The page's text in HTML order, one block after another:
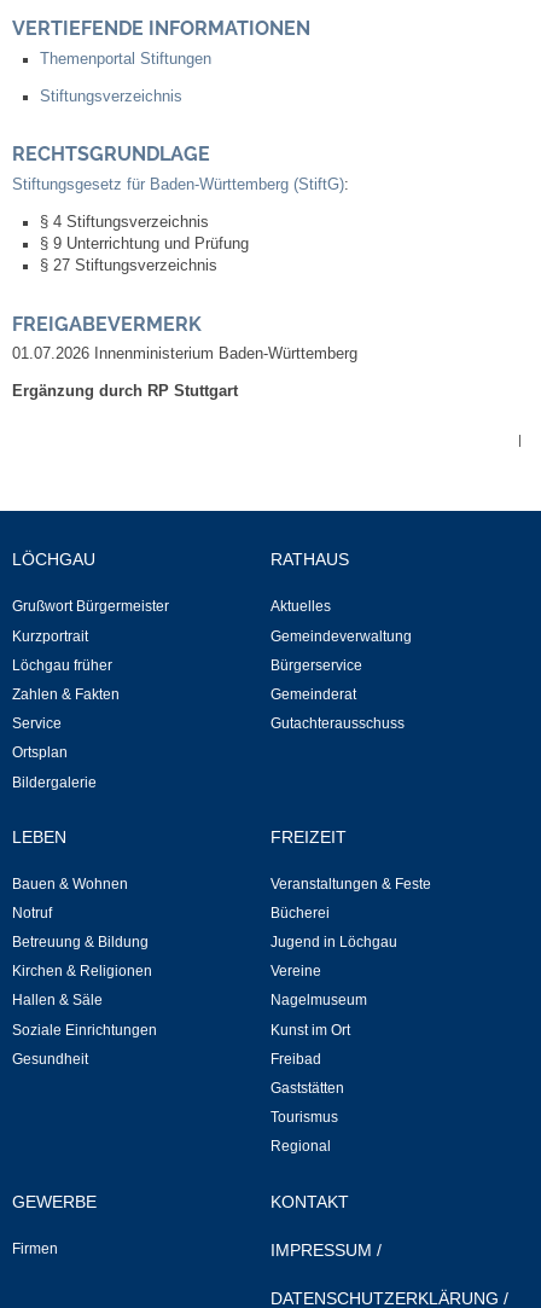
Sitzungsberichte
Gutachterausschuss
Leben
NETZMonitor
Bebauungspläne
Fortschreibung Flächennutzungsplan
Förderprogramm Balkonkraftwerk
Kommunale Wärmeplanung
Betreuung & Bildung
Schulen
Kindergärten
VERTIEFENDE INFORMATIONEN
Themenportal Stiftungen
Stiftungsverzeichnis
RECHTSGRUNDLAGE
Stiftungsgesetz für Baden-Württemberg (StiftG):
§ 4 Stiftungsverzeichnis
§ 9 Unterrichtung und Prüfung
§ 27 Stiftungsverzeichnis
FREIGABEVERMERK
01.07.2026 Innenministerium Baden-Württemberg
Ergänzung durch RP Stuttgart
LÖCHGAU
Grußwort Bürgermeister
Kurzportrait
Löchgau früher
Zahlen & Fakten
Service
Ortsplan
Bildergalerie
RATHAUS
Aktuelles
Gemeindeverwaltung
Bürgerservice
Gemeinderat
Gutachterausschuss
LEBEN
Bauen & Wohnen
Notruf
Betreuung & Bildung
Kirchen & Religionen
Hallen & Säle
Soziale Einrichtungen
Gesundheit
FREIZEIT
Veranstaltungen & Feste
Bücherei
Jugend in Löchgau
Vereine
Nagelmuseum
Kunst im Ort
Freibad
Gaststätten
Tourismus
Regional
GEWERBE
Firmen
KONTAKT
IMPRESSUM /
DATENSCHUTZERKLÄRUNG /